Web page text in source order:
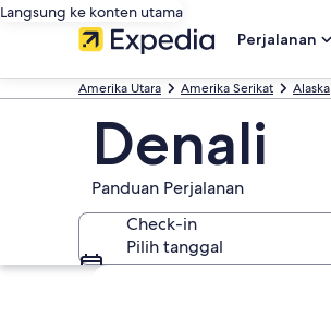
Langsung ke konten utama
Perjalanan
Amerika Utara Amerika Serikat Alaska
Denali
Panduan Perjalanan
Check-in
Pilih tanggal
Jelajahi peta